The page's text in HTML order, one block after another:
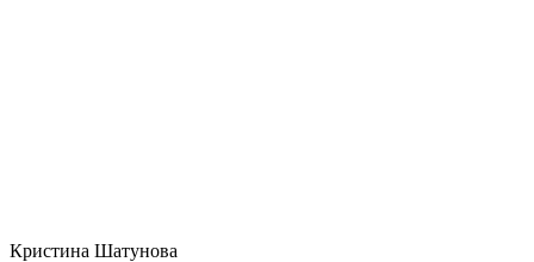
Кристина Шатунова